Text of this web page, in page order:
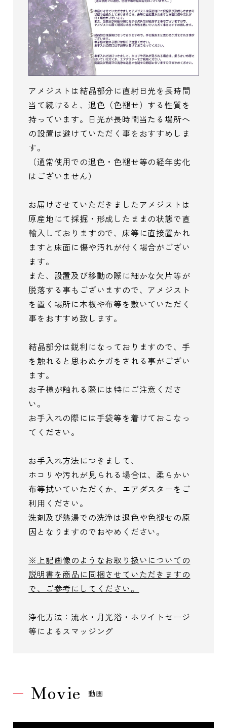
アメジストは結晶部分に直射日光を長時間
当て続けると、退色（色褪せ）する性質を
持っています。日光が長時間当たる場所へ
の設置は避けていただく事をおすすめしま
す。
（通常使用での退色・色褪せ等の経年劣化
はございません）
お届けさせていただきましたアメジストは
原産地にて採掘・形成したままの状態で直
輸入しておりますので、床等に直接置かれ
ますと床面に傷や汚れが付く場合がござい
ます。
また、設置及び移動の際に細かな欠片等が
脱落する事もございますので、アメジスト
を置く場所に木板や布等を敷いていただく
事をおすすめ致します。
結晶部分は鋭利になっておりますので、手
を触れると思わぬケガをされる事がござい
ます。
お子様が触れる際には特にご注意くださ
い。
お手入れの際には手袋等を着けておこなっ
てください。
お手入れ方法につきまして、
ホコリや汚れが見られる場合は、柔らかい
布等拭いていただくか、エアダスターをご
利用ください。
洗剤及び熱湯での洗浄は退色や色褪せの原
因となりますのでおやめください。
※上記画像のようなお取り扱いについての
説明書を商品に同梱させていただきますの
で、ご参考にしてください。
浄化方法：流水・月光浴・ホワイトセージ
等によるスマッジング
Movie 動画